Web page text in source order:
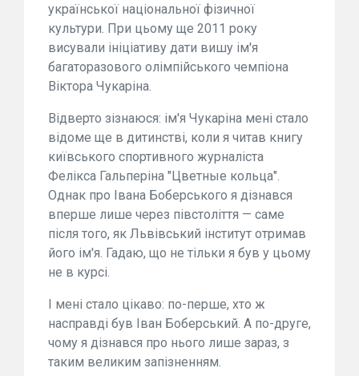
української національної фізичної
культури. При цьому ще 2011 року
висували ініціативу дати вишу ім'я
багаторазового олімпійського чемпіона
Віктора Чукаріна.
Відверто зізнаюся: ім'я Чукаріна мені стало
відоме ще в дитинстві, коли я читав книгу
київського спортивного журналіста
Фелікса Гальперіна "Цветные кольца".
Однак про Івана Боберського я дізнався
вперше лише через півстоліття — саме
після того, як Львівський інститут отримав
його ім'я. Гадаю, що не тільки я був у цьому
не в курсі.
І мені стало цікаво: по-перше, хто ж
насправді був Іван Боберський. А по-друге,
чому я дізнався про нього лише зараз, з
таким великим запізненням.